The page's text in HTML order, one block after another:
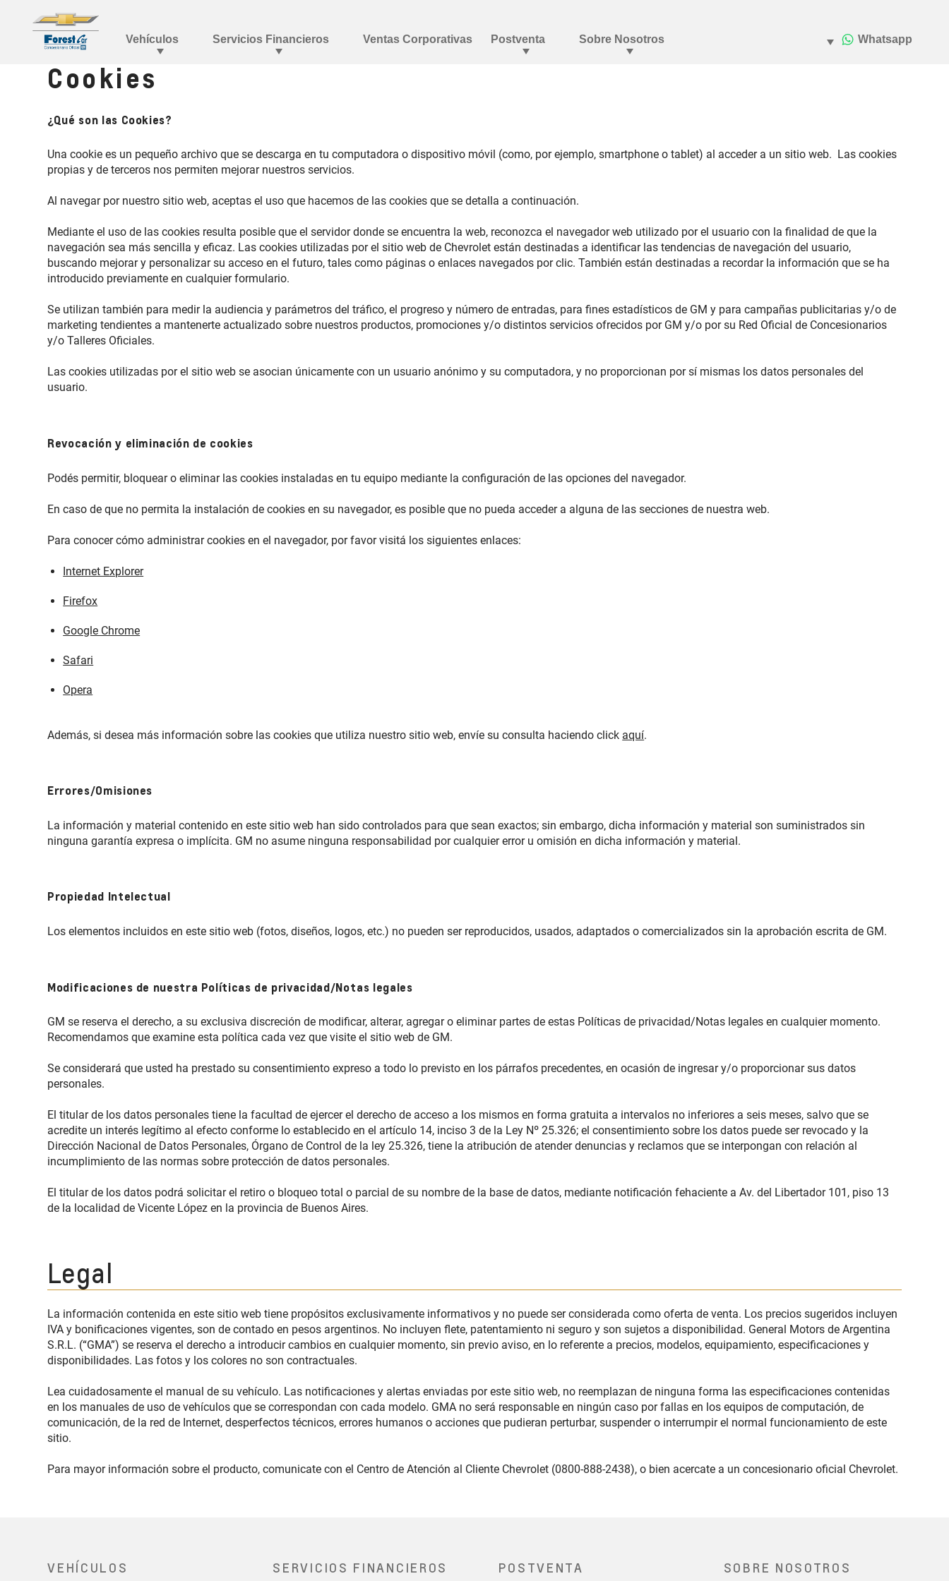
Cookies
¿Qué son las Cookies?
Una cookie es un pequeño archivo que se descarga en tu computadora o dispositivo móvil (como, por ejemplo, smartphone o tablet) al acceder a un sitio web. Las cookies
propias y de terceros nos permiten mejorar nuestros servicios.
Al navegar por nuestro sitio web, aceptas el uso que hacemos de las cookies que se detalla a continuación.
Mediante el uso de las cookies resulta posible que el servidor donde se encuentra la web, reconozca el navegador web utilizado por el usuario con la finalidad de que la
navegación sea más sencilla y eficaz. Las cookies utilizadas por el sitio web de Chevrolet están destinadas a identificar las tendencias de navegación del usuario,
buscando mejorar y personalizar su acceso en el futuro, tales como páginas o enlaces navegados por clic. También están destinadas a recordar la información que se ha
introducido previamente en cualquier formulario.
Se utilizan también para medir la audiencia y parámetros del tráfico, el progreso y número de entradas, para fines estadísticos de GM y para campañas publicitarias y/o de
marketing tendientes a mantenerte actualizado sobre nuestros productos, promociones y/o distintos servicios ofrecidos por GM y/o por su Red Oficial de Concesionarios
y/o Talleres Oficiales.
Las cookies utilizadas por el sitio web se asocian únicamente con un usuario anónimo y su computadora, y no proporcionan por sí mismas los datos personales del
usuario.
Revocación y eliminación de cookies
Podés permitir, bloquear o eliminar las cookies instaladas en tu equipo mediante la configuración de las opciones del navegador.
En caso de que no permita la instalación de cookies en su navegador, es posible que no pueda acceder a alguna de las secciones de nuestra web.
Para conocer cómo administrar cookies en el navegador, por favor visitá los siguientes enlaces:
Internet Explorer
Firefox
Google Chrome
Safari
Opera
Además, si desea más información sobre las cookies que utiliza nuestro sitio web, envíe su consulta haciendo click aquí.
Errores/Omisiones
La información y material contenido en este sitio web han sido controlados para que sean exactos; sin embargo, dicha información y material son suministrados sin
ninguna garantía expresa o implícita. GM no asume ninguna responsabilidad por cualquier error u omisión en dicha información y material.
Propiedad Intelectual
Los elementos incluidos en este sitio web (fotos, diseños, logos, etc.) no pueden ser reproducidos, usados, adaptados o comercializados sin la aprobación escrita de GM.
Modificaciones de nuestra Políticas de privacidad/Notas legales
GM se reserva el derecho, a su exclusiva discreción de modificar, alterar, agregar o eliminar partes de estas Políticas de privacidad/Notas legales en cualquier momento.
Recomendamos que examine esta política cada vez que visite el sitio web de GM.
Se considerará que usted ha prestado su consentimiento expreso a todo lo previsto en los párrafos precedentes, en ocasión de ingresar y/o proporcionar sus datos
personales.
El titular de los datos personales tiene la facultad de ejercer el derecho de acceso a los mismos en forma gratuita a intervalos no inferiores a seis meses, salvo que se
acredite un interés legítimo al efecto conforme lo establecido en el artículo 14, inciso 3 de la Ley Nº 25.326; el consentimiento sobre los datos puede ser revocado y la
Dirección Nacional de Datos Personales, Órgano de Control de la ley 25.326, tiene la atribución de atender denuncias y reclamos que se interpongan con relación al
incumplimiento de las normas sobre protección de datos personales.
El titular de los datos podrá solicitar el retiro o bloqueo total o parcial de su nombre de la base de datos, mediante notificación fehaciente a Av. del Libertador 101, piso 13
de la localidad de Vicente López en la provincia de Buenos Aires.
Legal
La información contenida en este sitio web tiene propósitos exclusivamente informativos y no puede ser considerada como oferta de venta. Los precios sugeridos incluyen
IVA y bonificaciones vigentes, son de contado en pesos argentinos. No incluyen flete, patentamiento ni seguro y son sujetos a disponibilidad. General Motors de Argentina
S.R.L. (“GMA”) se reserva el derecho a introducir cambios en cualquier momento, sin previo aviso, en lo referente a precios, modelos, equipamiento, especificaciones y
disponibilidades. Las fotos y los colores no son contractuales.
Lea cuidadosamente el manual de su vehículo. Las notificaciones y alertas enviadas por este sitio web, no reemplazan de ninguna forma las especificaciones contenidas
en los manuales de uso de vehículos que se correspondan con cada modelo. GMA no será responsable en ningún caso por fallas en los equipos de computación, de
comunicación, de la red de Internet, desperfectos técnicos, errores humanos o acciones que pudieran perturbar, suspender o interrumpir el normal funcionamiento de este
sitio.
Para mayor información sobre el producto, comunicate con el Centro de Atención al Cliente Chevrolet (0800-888-2438), o bien acercate a un concesionario oficial Chevrolet.